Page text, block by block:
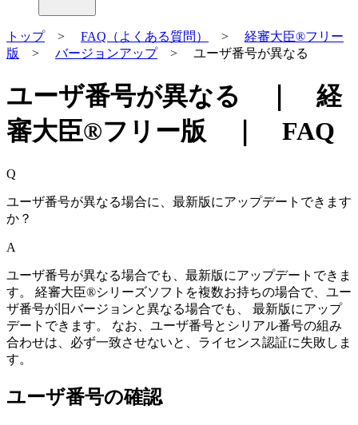
トップ> FAQ（よくある質問） > 経審大臣®フリー
版
> バージョンアップ> ユーザ番号が異なる
ユーザ番号が異なる ｜ 経
審大臣®フリー版 ｜ FAQ
Q
ユーザ番号が異なる場合に、最新版にアップデートできます
か？
A
ユーザ番号が異なる場合でも、最新版にアップデートできま
す。 経審大臣®シリーズソフトを複数お持ちの場合で、ユー
ザ番号が旧バージョンと異なる場合でも、 最新版にアップ
デートできます。 なお、ユーザ番号とシリアル番号の組み
合わせは、必ず一致させないと、ライセンス認証に失敗しま
す。
ユーザ番号の確認